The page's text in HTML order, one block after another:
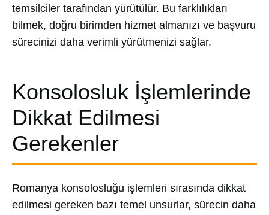
temsilciler tarafından yürütülür. Bu farklılıkları
bilmek, doğru birimden hizmet almanızı ve başvuru
sürecinizi daha verimli yürütmenizi sağlar.
Konsolosluk İşlemlerinde
Dikkat Edilmesi
Gerekenler
Romanya konsolosluğu işlemleri sırasında dikkat
edilmesi gereken bazı temel unsurlar, sürecin daha